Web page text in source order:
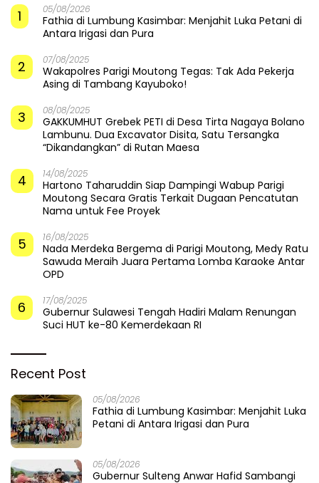
1
05/08/2026
Fathia di Lumbung Kasimbar: Menjahit Luka Petani di
Antara Irigasi dan Pura
2 07/08/2025
Wakapolres Parigi Moutong Tegas: Tak Ada Pekerja
Asing di Tambang Kayuboko!
3 08/08/2025
GAKKUMHUT Grebek PETI di Desa Tirta Nagaya Bolano
Lambunu. Dua Excavator Disita, Satu Tersangka
“Dikandangkan” di Rutan Maesa
4 14/08/2025
Hartono Taharuddin Siap Dampingi Wabup Parigi
Moutong Secara Gratis Terkait Dugaan Pencatutan
Nama untuk Fee Proyek
5 16/08/2025
Nada Merdeka Bergema di Parigi Moutong, Medy Ratu
Sawuda Meraih Juara Pertama Lomba Karaoke Antar
OPD
6 17/08/2025
Gubernur Sulawesi Tengah Hadiri Malam Renungan
Suci HUT ke-80 Kemerdekaan RI
Recent Post
05/08/2026
Fathia di Lumbung Kasimbar: Menjahit Luka
Petani di Antara Irigasi dan Pura
05/08/2026
Gubernur Sulteng Anwar Hafid Sambangi